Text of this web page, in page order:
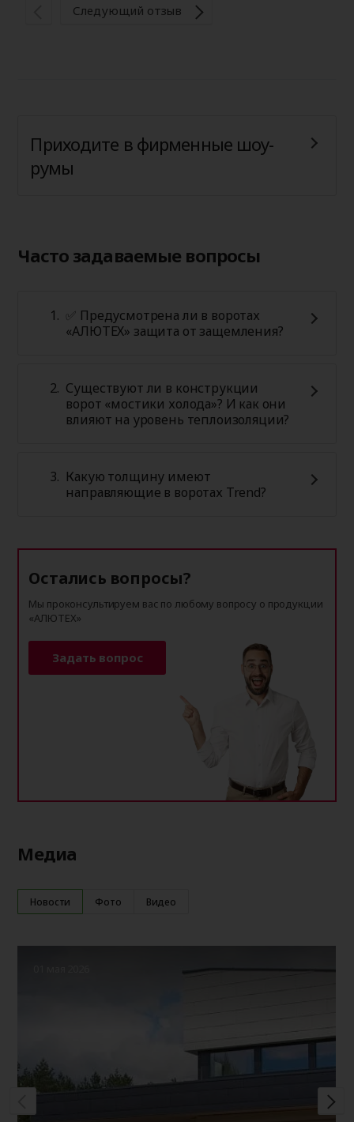
Следующий отзыв
Приходите в фирменные шоу-
румы
Часто задаваемые вопросы
✅ Предусмотрена ли в воротах
«АЛЮТЕХ» защита от защемления?
Существуют ли в конструкции
ворот «мостики холода»? И как они
влияют на уровень теплоизоляции?
Какую толщину имеют
направляющие в воротах Trend?
Остались вопросы?
Мы проконсультируем вас по любому вопросу о продукции
«АЛЮТЕХ»
Задать вопрос
Медиа
Новости Фото Видео